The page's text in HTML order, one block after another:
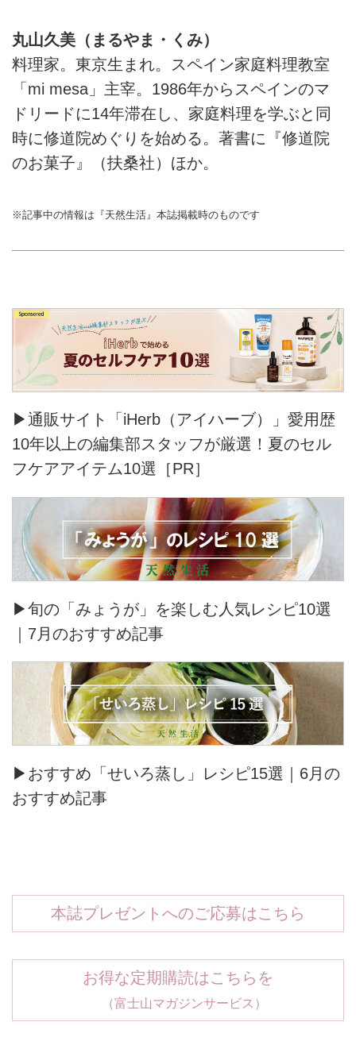
丸山久美（まるやま・くみ）
料理家。東京生まれ。スペイン家庭料理教室
「mi mesa」主宰。1986年からスペインのマ
ドリードに14年滞在し、家庭料理を学ぶと同
時に修道院めぐりを始める。著書に『修道院
のお菓子』（扶桑社）ほか。
※記事中の情報は『天然生活』本誌掲載時のものです
▶通販サイト「iHerb（アイハーブ）」愛用歴
10年以上の編集部スタッフが厳選！夏のセル
フケアアイテム10選［PR］
▶旬の「みょうが」を楽しむ人気レシピ10選
｜7月のおすすめ記事
▶おすすめ「せいろ蒸し」レシピ15選｜6月の
おすすめ記事
本誌プレゼントへのご応募はこちら
お得な定期購読はこちらを
（富士山マガジンサービス）